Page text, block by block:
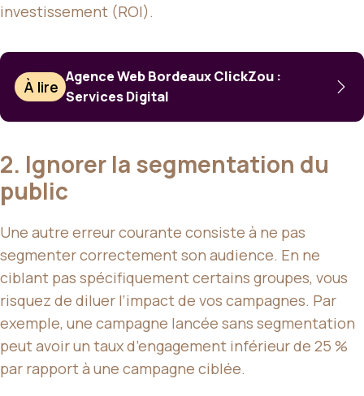
investissement (ROI).
À lire
Agence Web Bordeaux ClickZou :
Services Digital
2. Ignorer la segmentation du
public
Une autre erreur courante consiste à ne pas
segmenter correctement son audience. En ne
ciblant pas spécifiquement certains groupes, vous
risquez de diluer l’impact de vos campagnes. Par
exemple, une campagne lancée sans segmentation
peut avoir un taux d’engagement inférieur de 25 %
par rapport à une campagne ciblée.